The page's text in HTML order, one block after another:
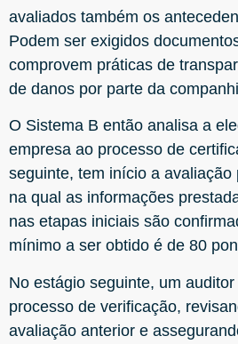
avaliados também os
Podem ser exigidos
comprovem práticas de
de danos por parte da
O Sistema B então analisa a
empresa ao processo de
seguinte, tem início a avaliação
na qual as informações
nas etapas iniciais são
mínimo a ser obtido é de 80
No estágio seguinte, um
processo de verificação,
avaliação anterior e